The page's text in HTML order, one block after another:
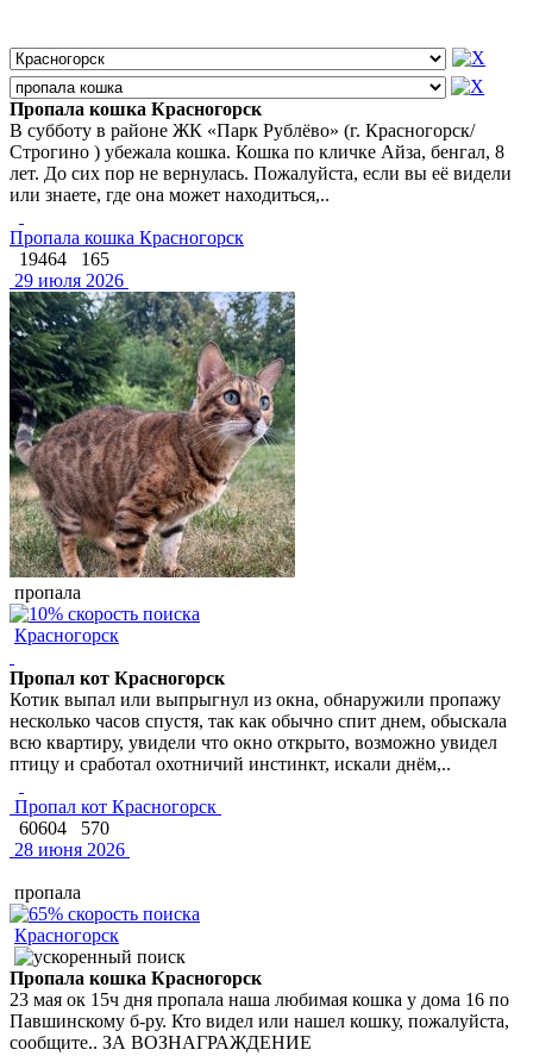
Пропала кошка Красногорск
В субботу в районе ЖК «Парк Рублёво» (г. Красногорск/
Строгино ) убежала кошка. Кошка по кличке Айза, бенгал, 8
лет. До сих пор не вернулась. Пожалуйста, если вы её видели
или знаете, где она может находиться,..
Пропала кошка Красногорск
19464
165
29 июля 2026
пропала
Красногорск
Пропал кот Красногорск
Котик выпал или выпрыгнул из окна, обнаружили пропажу
несколько часов спустя, так как обычно спит днем, обыскала
всю квартиру, увидели что окно открыто, возможно увидел
птицу и сработал охотничий инстинкт, искали днём,..
Пропал кот Красногорск
60604
570
28 июня 2026
пропала
Красногорск
Пропала кошка Красногорск
23 мая ок 15ч дня пропала наша любимая кошка у дома 16 по
Павшинскому б-ру. Кто видел или нашел кошку, пожалуйста,
сообщите.. ЗА ВОЗНАГРАЖДЕНИЕ